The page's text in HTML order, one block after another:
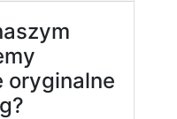
oryginalne